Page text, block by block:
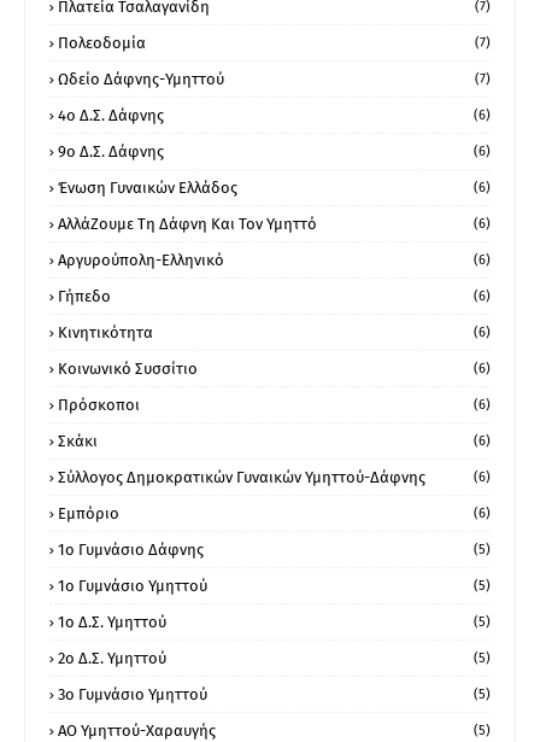
Πλατεία Τσαλαγανίδη (7)
Πολεοδομία (7)
Ωδείο Δάφνης-Υμηττού (7)
4ο Δ.Σ. Δάφνης (6)
9ο Δ.Σ. Δάφνης (6)
Ένωση Γυναικών Ελλάδος (6)
ΑλλάΖουμε Τη Δάφνη Και Τον Υμηττό (6)
Αργυρούπολη-Ελληνικό (6)
Γήπεδο (6)
Κινητικότητα (6)
Κοινωνικό Συσσίτιο (6)
Πρόσκοποι (6)
Σκάκι (6)
Σύλλογος Δημοκρατικών Γυναικών Υμηττού-Δάφνης (6)
Εμπόριο (6)
1ο Γυμνάσιο Δάφνης (5)
1ο Γυμνάσιο Υμηττού (5)
1ο Δ.Σ. Υμηττού (5)
2ο Δ.Σ. Υμηττού (5)
3ο Γυμνάσιο Υμηττού (5)
ΑΟ Υμηττού-Χαραυγής (5)